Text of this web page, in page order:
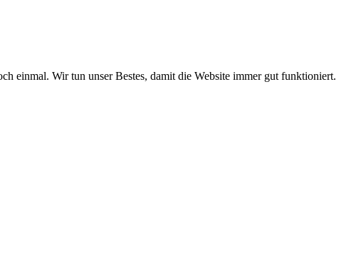
einmal. Wir tun unser Bestes, damit die Website immer gut funktioniert.